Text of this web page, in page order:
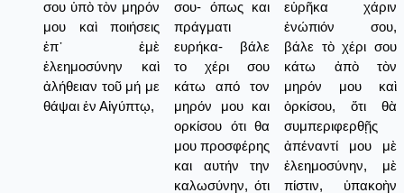
σου ὑπὸ τὸν μηρόν
μου καὶ ποιήσεις
ἐπ᾿ ἐμὲ
ἐλεημοσύνην καὶ
ἀλήθειαν τοῦ μή με
θάψαι ἐν Αἰγύπτῳ,
σου- όπως και
πράγματι
ευρήκα- βάλε
το χέρι σου
κάτω από τον
μηρόν μου και
ορκίσου ότι θα
μου προσφέρης
και αυτήν την
καλωσύνην, ότι
εὑρῆκα χάριν
ἐνώπιόν σου,
βάλε τὸ χέρι σου
κάτω ἀπὸ τὸν
μηρόν μου καὶ
ὁρκίσου, ὅτι θὰ
συμπεριφερθῇς
ἀπέναντί μου μὲ
ἐλεημοσύνην, μὲ
πίστιν, ὑπακοὴν